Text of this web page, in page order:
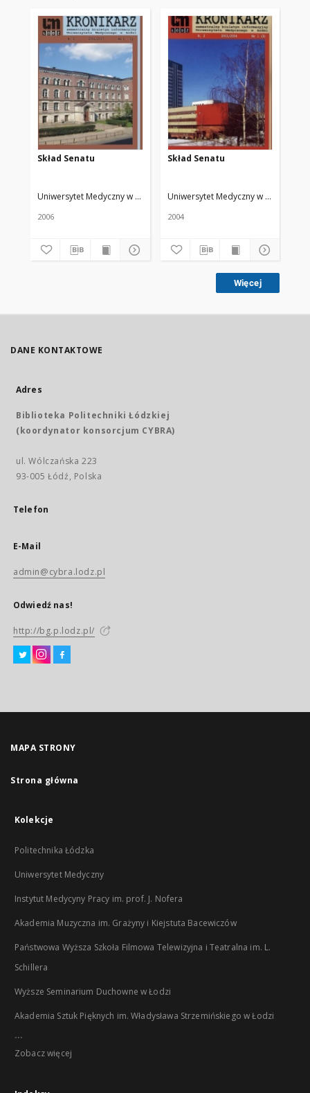
Skład Senatu
Uniwersytet Medyczny w Łodzi Żmuda, Ryszard. Red. nacz.
2006
Skład Senatu
Uniwersytet Medyczny w Łodzi
2004
Więcej
DANE KONTAKTOWE
Adres
Biblioteka Politechniki Łódzkiej
(koordynator konsorcjum CYBRA)
ul. Wólczańska 223
93-005 Łódź, Polska
Telefon
E-Mail
admin@cybra.lodz.pl
Odwiedź nas!
http://bg.p.lodz.pl/
MAPA STRONY
Strona główna
Kolekcje
Politechnika Łódzka
Uniwersytet Medyczny
Instytut Medycyny Pracy im. prof. J. Nofera
Akademia Muzyczna im. Grażyny i Kiejstuta Bacewiczów
Państwowa Wyższa Szkoła Filmowa Telewizyjna i Teatralna im. L.
Schillera
Wyższe Seminarium Duchowne w Łodzi
Akademia Sztuk Pięknych im. Władysława Strzemińskiego w Łodzi
...
Zobacz więcej